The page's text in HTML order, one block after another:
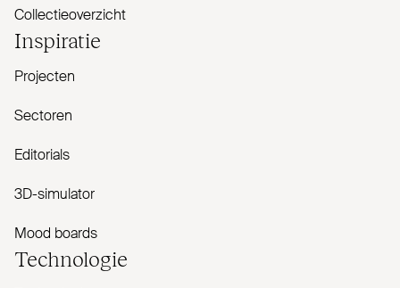
Collectieoverzicht
Inspiratie
Projecten
Sectoren
Editorials
3D-simulator
Mood boards
Tech­nologie